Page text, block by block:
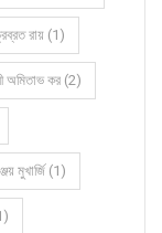
রায় (1)
অমিতাভ কর (2)
মুখার্জি (1)